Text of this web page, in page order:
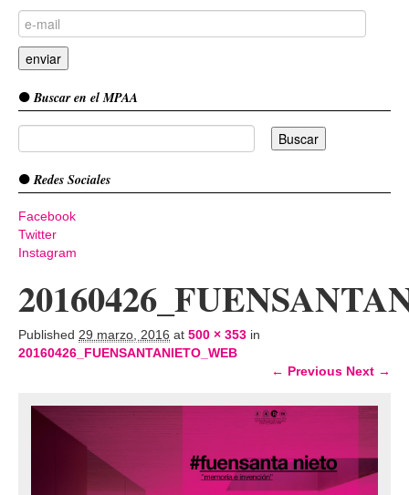
Buscar en el MPAA
Redes Sociales
Facebook
Twitter
Instagram
Published 29 marzo, 2016 at 500 × 353 in
20160426_FUENSANTANIETO_WEB
← Previous Next →